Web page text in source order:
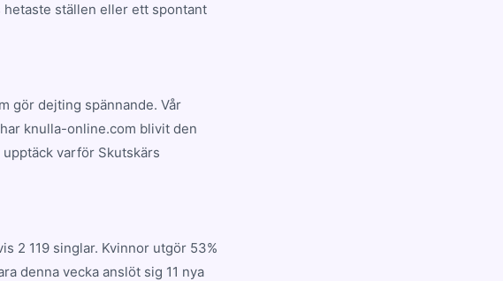
hetaste ställen eller ett spontant
gör dejting spännande. Vår
knulla-online.com blivit den
varför Skutskärs
2 119 singlar. Kvinnor utgör 53%
denna vecka anslöt sig 11 nya